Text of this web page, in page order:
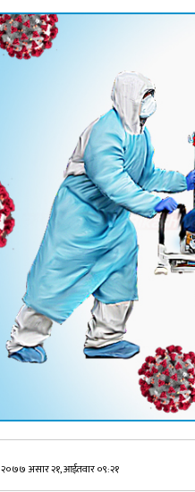
२०७७ असार २१, आईतवार ०९:२१